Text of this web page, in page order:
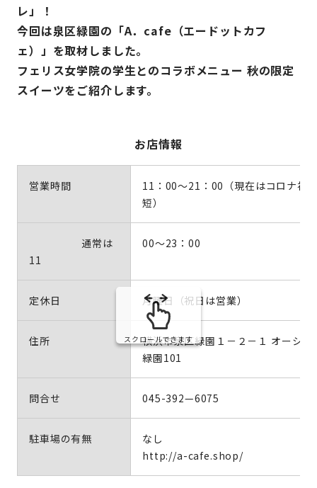
レ」！
今回は泉区緑園の「A．cafe（エードットカフ
ェ）」を取材しました。
フェリス女学院の学生とのコラボメニュー 秋の限定
スイーツをご紹介します。
お店情報
営業時間
11：00～21：00（現在はコロナ禍
短）
通常は
11
00～23：00
定休日 月曜日（祝日は営業）
住所
横浜市泉区緑園１－２－１ オーシャ
緑園101
問合せ 045-392—6075
駐車場の有無
なし
http://a-cafe.shop/
スクロールできます